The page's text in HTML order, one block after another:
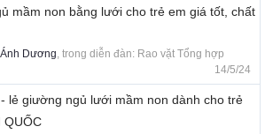
mầm non bằng lưới cho trẻ em giá tốt, chất
Dương , trong diễn đàn: Rao vặt Tổng hợp
14/5/24
lẻ giường ngủ lưới mầm non dành cho trẻ
QUỐC